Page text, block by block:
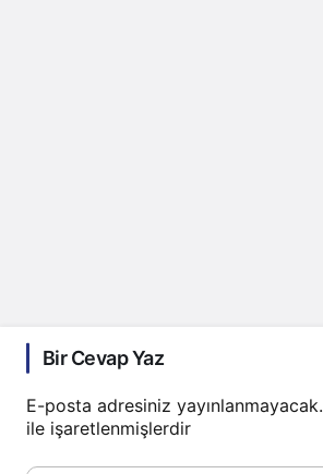
Bir Cevap Yaz
E-posta adresiniz yayınlanmayacak.
ile işaretlenmişlerdir